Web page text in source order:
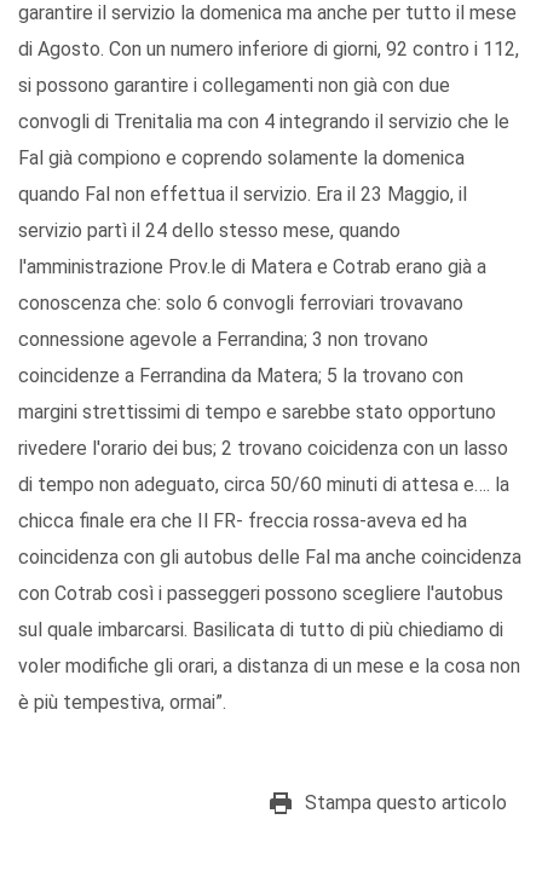
garantire il servizio la domenica ma anche per tutto il mese
di Agosto. Con un numero inferiore di giorni, 92 contro i 112,
si possono garantire i collegamenti non già con due
convogli di Trenitalia ma con 4 integrando il servizio che le
Fal già compiono e coprendo solamente la domenica
quando Fal non effettua il servizio. Era il 23 Maggio, il
servizio partì il 24 dello stesso mese, quando
l'amministrazione Prov.le di Matera e Cotrab erano già a
conoscenza che: solo 6 convogli ferroviari trovavano
connessione agevole a Ferrandina; 3 non trovano
coincidenze a Ferrandina da Matera; 5 la trovano con
margini strettissimi di tempo e sarebbe stato opportuno
rivedere l'orario dei bus; 2 trovano coicidenza con un lasso
di tempo non adeguato, circa 50/60 minuti di attesa e…. la
chicca finale era che Il FR- freccia rossa-aveva ed ha
coincidenza con gli autobus delle Fal ma anche coincidenza
con Cotrab così i passeggeri possono scegliere l'autobus
sul quale imbarcarsi. Basilicata di tutto di più chiediamo di
voler modifiche gli orari, a distanza di un mese e la cosa non
è più tempestiva, ormai”.
Stampa questo articolo